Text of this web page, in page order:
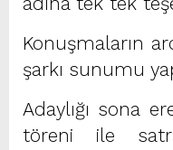
Konuşmaların
şarkı sunumu
Adaylığı sona
töreni ile